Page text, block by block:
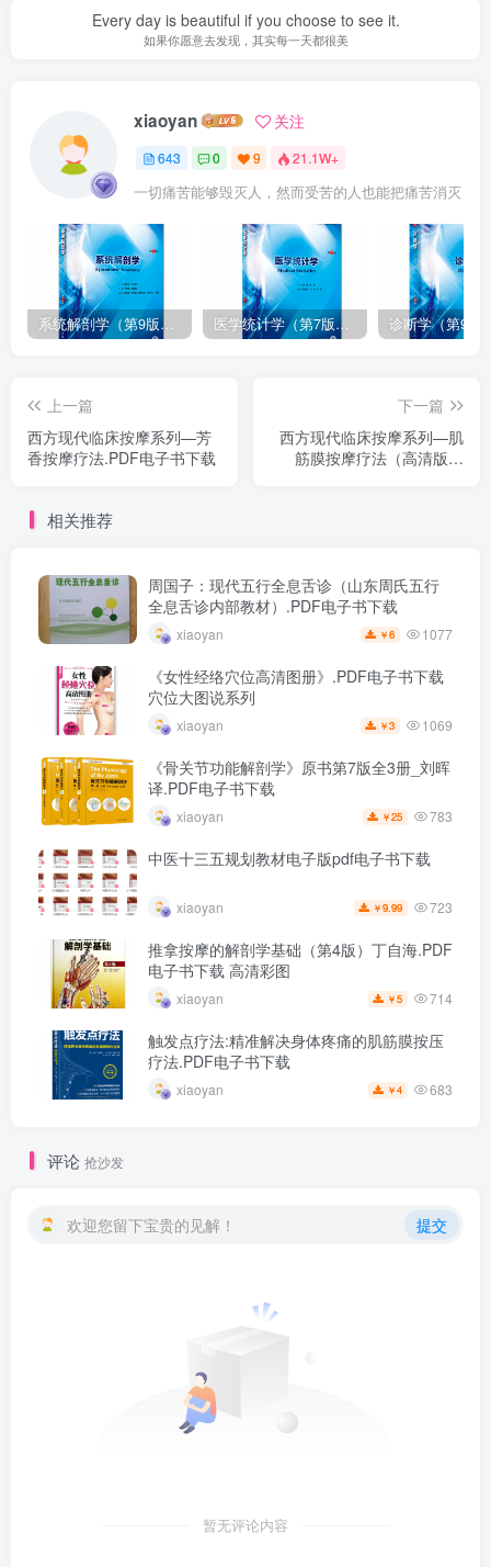
Every day is beautiful if you choose to see it.
如果你愿意去发现，其实每一天都很美
xiaoyan 关注
643 0 9 21.1W+
一切痛苦能够毁灭人，然而受苦的人也能把痛苦消灭
系统解剖学（第9版）丁文龙主编_人卫版教材.PDF电子书下载 医学统计学（第7版）李康主编_人卫版教材.PDF电子书下载
上一篇
西方现代临床按摩系列—芳
香按摩疗法.PDF电子书下载
下一篇
西方现代临床按摩系列—肌
筋膜按摩疗法（高清版）
相关推荐
周国子：现代五行全息舌诊（山东周氏五行
全息舌诊内部教材）.PDF电子书下载
xiaoyan ￥6 1077
《女性经络穴位高清图册》.PDF电子书下载
穴位大图说系列
xiaoyan ￥3 1069
《骨关节功能解剖学》原书第7版全3册_刘晖
译.PDF电子书下载
xiaoyan ￥25 783
中医十三五规划教材电子版pdf电子书下载
xiaoyan ￥9.99 723
推拿按摩的解剖学基础（第4版）丁自海.PDF
电子书下载 高清彩图
xiaoyan ￥5 714
触发点疗法:精准解决身体疼痛的肌筋膜按压
疗法.PDF电子书下载
xiaoyan ￥4 683
评论 抢沙发
欢迎您留下宝贵的见解！ 提交
暂无评论内容